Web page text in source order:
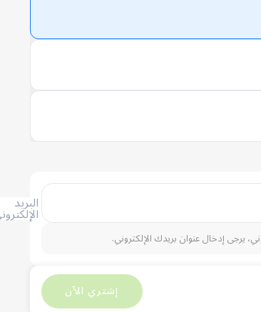
البريد
يرجى إدخال عنوان بريدك الإلكتروني.
كش1,700
0 إشتري الآن